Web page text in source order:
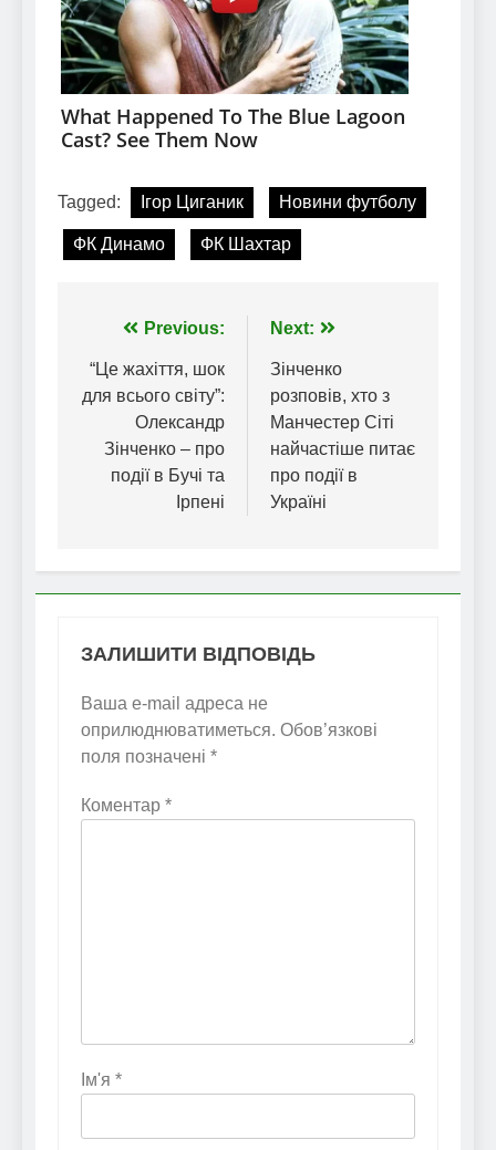
Tagged: Ігор Циганик Новини футболу
ФК Динамо ФК Шахтар
Навігація
записів
Previous:
“Це жахіття, шок
для всього світу”:
Олександр
Зінченко – про
події в Бучі та
Ірпені
Next:
Зінченко
розповів, хто з
Манчестер Сіті
найчастіше питає
про події в
Україні
ЗАЛИШИТИ ВІДПОВІДЬ
Ваша e-mail адреса не
оприлюднюватиметься. Обов’язкові
поля позначені *
Коментар *
Ім'я *